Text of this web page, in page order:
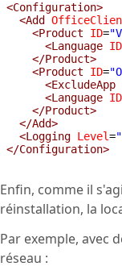
<Configuration>
  <Add
    <Product
ID=
      <Language
ID
    </Product>
    <Product
ID=
      <ExcludeApp
      <Language
ID
    </Product>
  </Add>
  <Logging
Level=
</Configuration>
Enfin, comme il
réinstallation, la
Par exemple, avec
réseau :